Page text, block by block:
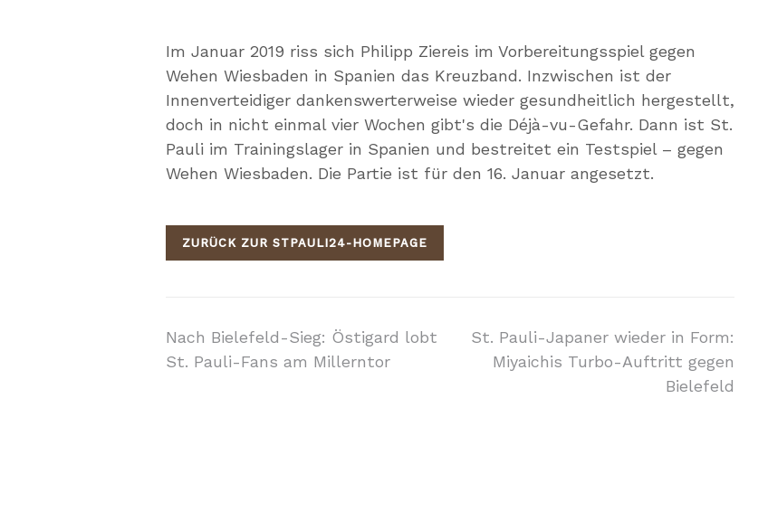
Im Januar 2019 riss sich Philipp Ziereis im Vorbereitungsspiel gegen
Wehen Wiesbaden in Spanien das Kreuzband. Inzwischen ist der
Innenverteidiger dankenswerterweise wieder gesundheitlich hergestellt,
doch in nicht einmal vier Wochen gibt's die Déjà-vu-Gefahr. Dann ist St.
Pauli im Trainingslager in Spanien und bestreitet ein Testspiel – gegen
Wehen Wiesbaden. Die Partie ist für den 16. Januar angesetzt.
ZURÜCK ZUR STPAULI24-HOMEPAGE
Beitragsnavigation
Nach Bielefeld-Sieg: Östigard lobt
St. Pauli-Fans am Millerntor
St. Pauli-Japaner wieder in Form:
Miyaichis Turbo-Auftritt gegen
Bielefeld